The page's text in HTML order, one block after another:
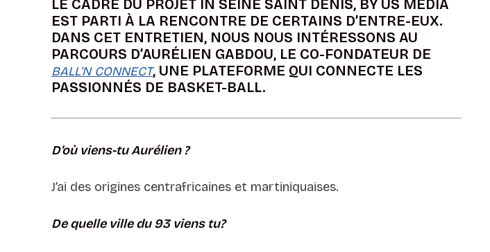
LE CADRE DU PROJET IN SEINE SAINT DENIS, BY US MEDIA
EST PARTI À LA RENCONTRE DE CERTAINS D’ENTRE-EUX.
DANS CET ENTRETIEN, NOUS NOUS INTÉRESSONS AU
PARCOURS D’AURÉLIEN GABDOU, LE CO-FONDATEUR DE
BALL’N CONNECT, UNE PLATEFORME QUI CONNECTE LES
PASSIONNÉS DE BASKET-BALL.
D’où viens-tu Aurélien ?
J’ai des origines centrafricaines et martiniquaises.
De quelle ville du 93 viens tu?